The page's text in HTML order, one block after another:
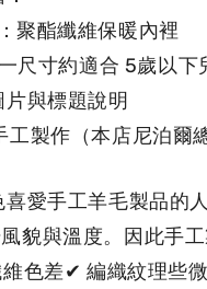
聚酯纖維保暖內裡
尺寸約適合 5歲以下
與標題說明
製作（本店尼泊爾
愛手工羊毛製品的
貌與溫度。因此手
色差✔ 編織紋理些